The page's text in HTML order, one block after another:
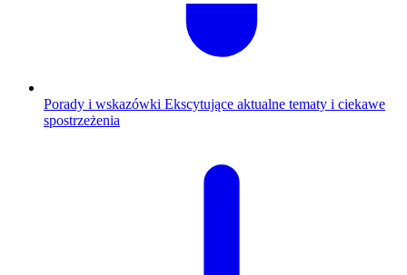
Porady i wskazówki Ekscytujące aktualne tematy i ciekawe
spostrzeżenia